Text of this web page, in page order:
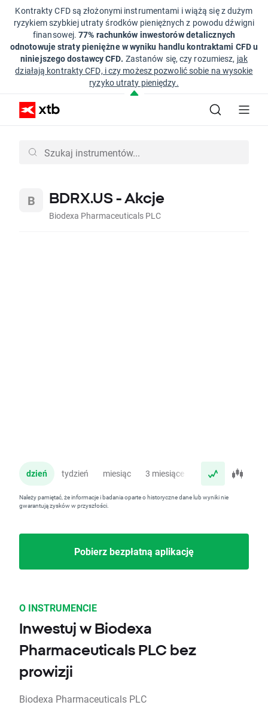
Kontrakty CFD są złożonymi instrumentami i wiążą się z dużym
ryzykiem szybkiej utraty środków pieniężnych z powodu dźwigni
finansowej.77% rachunków inwestorów detalicznych
odnotowuje straty pieniężne w wyniku handlu kontraktami CFD u
niniejszego dostawcy CFD. Zastanów się, czy rozumiesz, jak
działają kontrakty CFD, i czy możesz pozwolić sobie na wysokie
ryzyko utraty pieniędzy.
BDRX.US - Akcje
Biodexa Pharmaceuticals PLC
dzień tydzień miesiąc 3 miesiące rok
Należy pamiętać, że informacje i badania oparte o historyczne dane lub wyniki nie
gwarantują zysków w przyszłości.
Pobierz bezpłatną aplikację
O INSTRUMENCIE
Inwestuj w Biodexa
Pharmaceuticals PLC bez
prowizji
Biodexa Pharmaceuticals PLC